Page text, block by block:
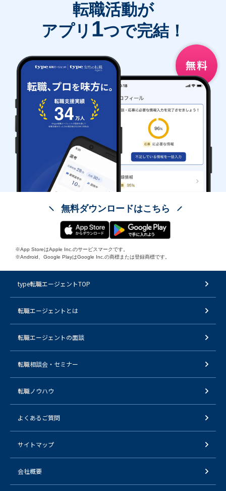
転職活動が
アプリ 1つで完結！
無料ダウンロードはこちら
※App StoreはApple Inc.のサービスマークです。
※Android、Google PlayはGoogle Inc.の商標または登録商標です。
type転職エージェントTOP
転職エージェントとは
転職エージェントの面談
転職相談会・セミナー
転職ノウハウ
よくあるご質問
サイトマップ
会社概要